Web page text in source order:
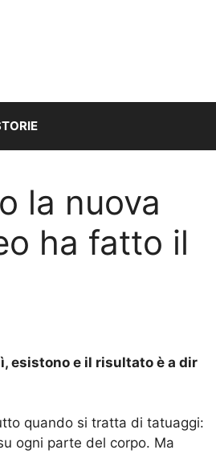
la nuova
ha fatto il
esistono e il risultato è a dir
quando si tratta di tatuaggi:
ogni parte del corpo. Ma